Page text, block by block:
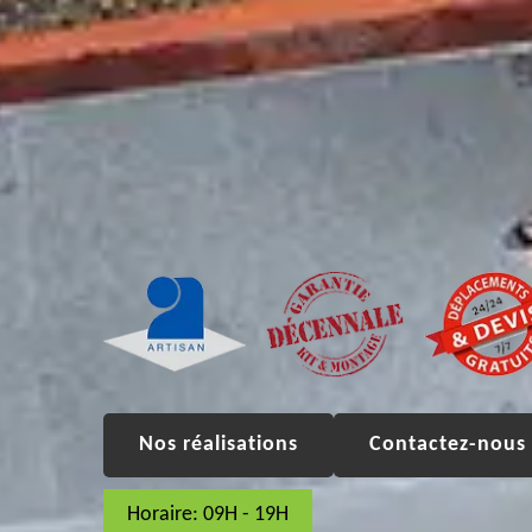
Nos réalisations Contactez-nous
Horaire: 09H - 19H